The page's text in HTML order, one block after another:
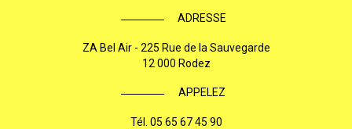
ADRESSE
ZA Bel Air - 225 Rue de la Sauvegarde
12 000 Rodez
APPELEZ
Tél. 05 65 67 45 90